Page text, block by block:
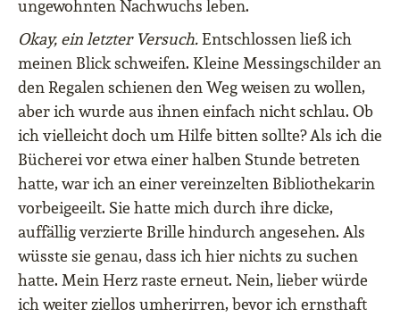
ungewohnten Nachwuchs leben.
Okay, ein letzter Versuch.Entschlossen ließ ich
meinen Blick schweifen. Kleine Messingschilder an
den Regalen schienen den Weg weisen zu wollen,
aber ich wurde aus ihnen einfach nicht schlau. Ob
ich vielleicht doch um Hilfe bitten sollte? Als ich die
Bücherei vor etwa einer halben Stunde betreten
hatte, war ich an einer vereinzelten Bibliothekarin
vorbeigeeilt. Sie hatte mich durch ihre dicke,
auffällig verzierte Brille hindurch angesehen. Als
wüsste sie genau, dass ich hier nichts zu suchen
hatte. Mein Herz raste erneut. Nein, lieber würde
ich weiter ziellos umherirren, bevor ich ernsthaft